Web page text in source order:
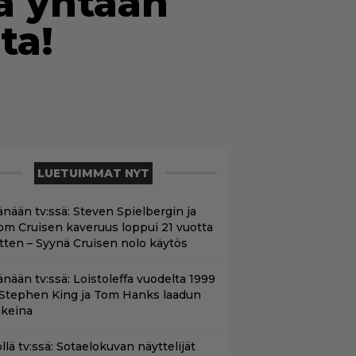
LUETUIMMAT NYT
tv:ssä: Steven Spielbergin ja
Cruisen kaveruus loppui 21 vuotta
– Syynä Cruisen nolo käytös
tv:ssä: Loistoleffa vuodelta 1999
King ja Tom Hanks laadun
tv:ssä: Sotaelokuvan näyttelijät